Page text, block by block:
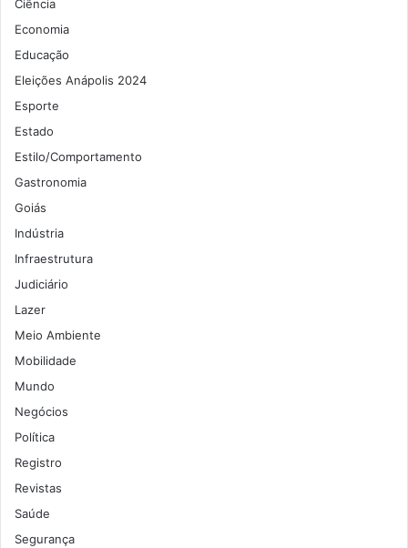
Ciência
Economia
Educação
Eleições Anápolis 2024
Esporte
Estado
Estilo/Comportamento
Gastronomia
Goiás
Indústria
Infraestrutura
Judiciário
Lazer
Meio Ambiente
Mobilidade
Mundo
Negócios
Política
Registro
Revistas
Saúde
Segurança